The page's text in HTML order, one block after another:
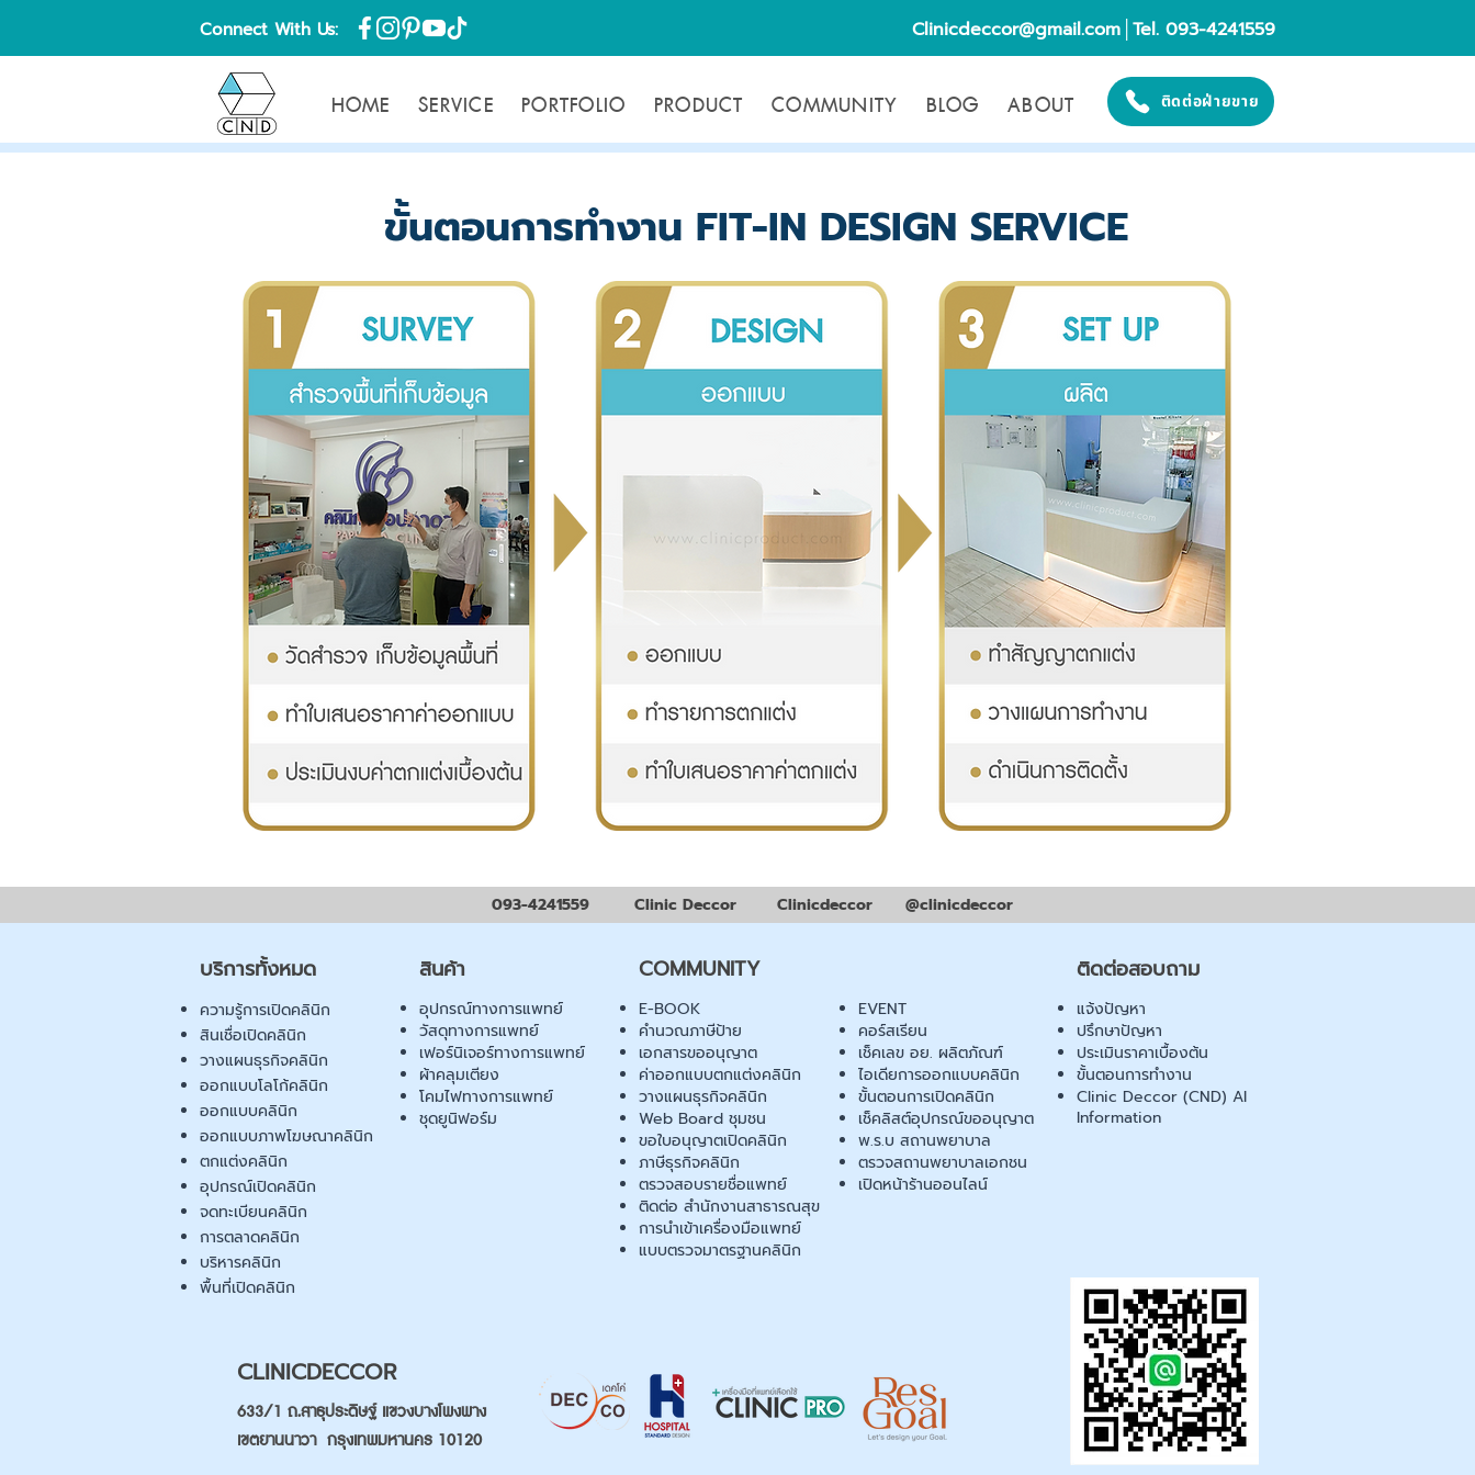
Connect With Us: Clinicdeccor@gmail.com │Tel. 093-4241559
HOME SERVICE PORTFOLIO PRODUCT COMMUNITY BLOG ABOUT ติดต่อฝ่ายขาย
ขั้นตอนการทำงาน FIT-IN DESIGN SERVICE
093-4241559 Clinic Deccor Clinicdeccor @clinicdeccor
บริการทั้งหมด
ความรู้การเปิดคลินิก
สินเชื่อเปิดคลินิก
วางแผนธุรกิจคลินิก
ออกแบบโลโก้คลินิก
ออกแบบคลินิก
ออกแบบภาพโฆษณาคลินิก
ตกแต่งคลินิก
อุปกรณ์เปิดคลินิก
จดทะเบียนคลินิก
การตลาดคลินิก
บริหารคลินิก
พื้นที่เปิดคลินิก
สินค้า
อุปกรณ์ทางการแพทย์
วัสดุทางการแพทย์
เฟอร์นิเจอร์ทางการแพทย์
ผ้าคลุมเตียง
โคมไฟทางการแพทย์
ชุดยูนิฟอร์ม
COMMUNITY
E-BOOK
คำนวณภาษีป้าย
เอกสารขออนุญาต
ค่าออกแบบตกแต่งคลินิก
วางแผนธุรกิจคลินิก
Web Board ชุมชน
ขอใบอนุญาตเปิดคลินิก
ภาษีธุรกิจคลินิก
ตรวจสอบรายชื่อแพทย์
ติดต่อ สำนักงานสาธารณสุข
การนำเข้าเครื่องมือแพทย์
แบบตรวจมาตรฐานคลินิก
CLINICDECCOR
633/1 ถ.สาธุประดิษฐ์ แขวงบางโพงพาง
เขตยานนาวา กรุงเทพมหานคร 10120
ติดต่อสอบถาม
EVENT
คอร์สเรียน
เช็คเลข อย. ผลิตภัณฑ์
ไอเดียการออกแบบคลินิก
ขั้นตอนการเปิดคลินิก
เช็คลิสต์อุปกรณ์ขออนุญาต
พ.ร.บ สถานพยาบาล
ตรวจสถานพยาบาลเอกชน
เปิดหน้าร้านออนไลน์
แจ้งปัญหา
ปรึกษาปัญหา
ประเมินราคาเบื้องต้น
ขั้นตอนการทำงาน
Clinic Deccor (CND) AI
Information